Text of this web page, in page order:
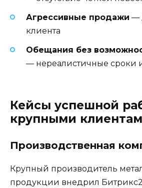
Агрессивные продажи —
клиента
Обещания без
— нереалистичные сроки
Кейсы успешной
крупными
Производственная
Крупный производитель
продукции внедрил